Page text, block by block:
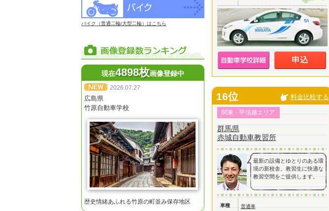
バイク（普通二輪/大型二輪）はこちら
現在4898枚画像登録中
2026.07.27
広島県
竹原自動車学校
歴史情緒あふれる竹原の町並み保存地区
16位 料金比較する
関東・甲信越エリア
群馬県
赤城自動車教習所
最新の設備とゆとりのある環
境の新校舎。教習生に快適な
教習空間をご提供します。
車種 普通車